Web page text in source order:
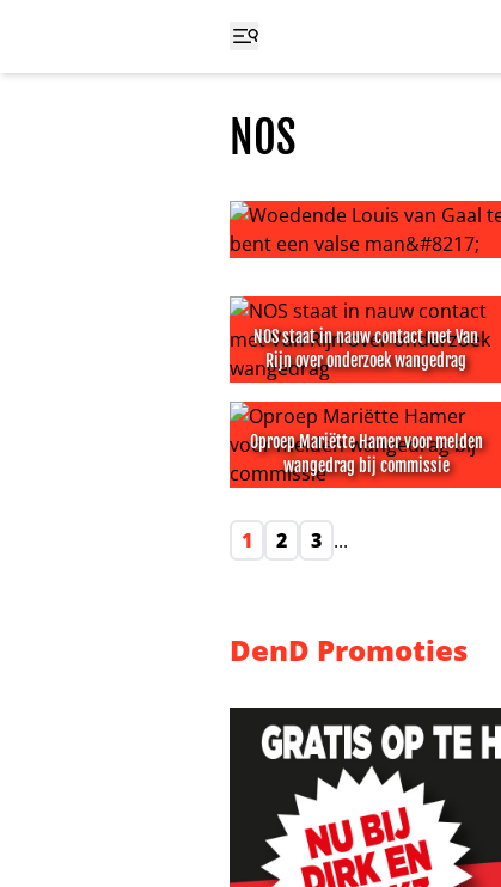
NOS
NOS staat in nauw contact met Van
Rijn over onderzoek wangedrag
NOS staat in nauw contact
Oproep Mariëtte Hamer voor melden
wangedrag bij commissie
1
2 3 ...
DenD Promoties